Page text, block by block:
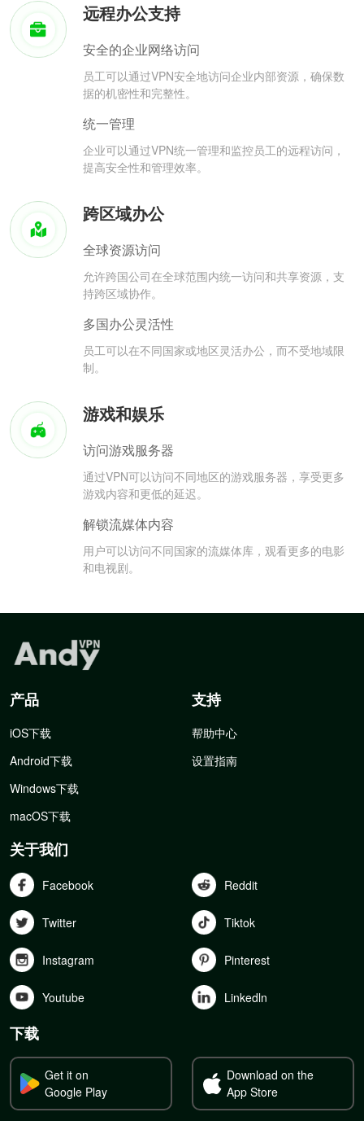
远程办公支持
安全的企业网络访问
员工可以通过VPN安全地访问企业内部资源，确保数
据的机密性和完整性。
统一管理
企业可以通过VPN统一管理和监控员工的远程访问，
提高安全性和管理效率。
跨区域办公
全球资源访问
允许跨国公司在全球范围内统一访问和共享资源，支
持跨区域协作。
多国办公灵活性
员工可以在不同国家或地区灵活办公，而不受地域限
制。
游戏和娱乐
访问游戏服务器
通过VPN可以访问不同地区的游戏服务器，享受更多
游戏内容和更低的延迟。
解锁流媒体内容
用户可以访问不同国家的流媒体库，观看更多的电影
和电视剧。
产品
iOS下载
Android下载
Windows下载
macOS下载
支持
帮助中心
设置指南
关于我们
Facebook Reddit
Twitter Tiktok
Instagram Pinterest
Youtube Linkedln
下载
Get it on
Google Play
Download on the
App Store